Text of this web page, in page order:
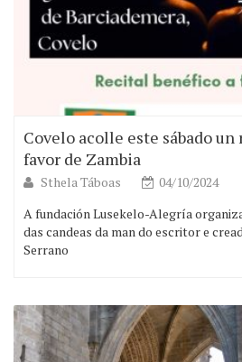
Covelo acolle este sábado
favor de Zambia
Sthela Táboas
04/10/2024
A fundación Lusekelo-Alegría
das candeas da man do escritor e
Serrano